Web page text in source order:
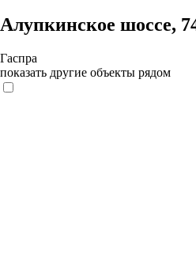
Алупкинское шоссе,
Гаспра
показать другие объекты рядом